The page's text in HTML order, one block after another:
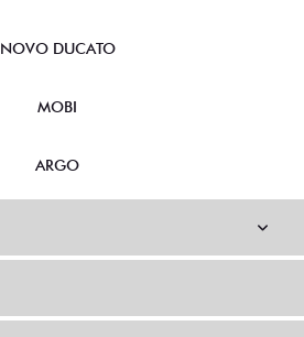
NOVO DUCATO
MOBI
ARGO